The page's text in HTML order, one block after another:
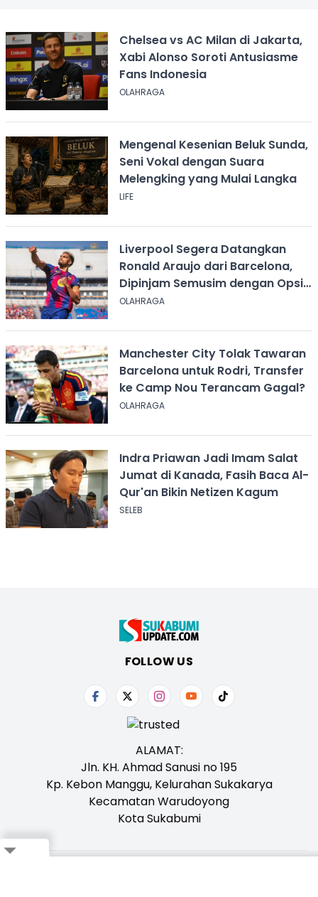
Chelsea vs AC Milan di Jakarta,
Xabi Alonso Soroti Antusiasme
Fans Indonesia
OLAHRAGA
Mengenal Kesenian Beluk Sunda,
Seni Vokal dengan Suara
Melengking yang Mulai Langka
LIFE
Liverpool Segera Datangkan
Ronald Araujo dari Barcelona,
Dipinjam Semusim dengan Opsi
Permanen?
OLAHRAGA
Manchester City Tolak Tawaran
Barcelona untuk Rodri, Transfer
ke Camp Nou Terancam Gagal?
OLAHRAGA
Indra Priawan Jadi Imam Salat
Jumat di Kanada, Fasih Baca Al-
Qur'an Bikin Netizen Kagum
SELEB
FOLLOW US
ALAMAT:
Jln. KH. Ahmad Sanusi no 195
Kp. Kebon Manggu, Kelurahan Sukakarya
Kecamatan Warudoyong
Kota Sukabumi